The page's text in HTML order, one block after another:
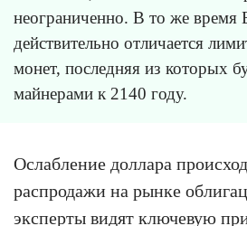
неограниченно. В то же время
действительно отличается
монет, последняя из которых
майнерами к 2140 году.
Ослабление доллара
распродажи на рынке
эксперты видят ключевую